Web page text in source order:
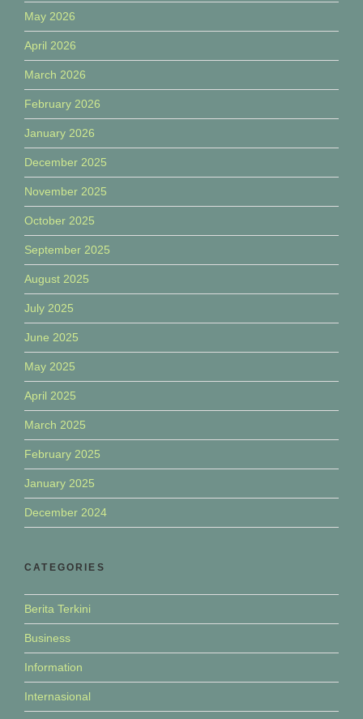
May 2026
April 2026
March 2026
February 2026
January 2026
December 2025
November 2025
October 2025
September 2025
August 2025
July 2025
June 2025
May 2025
April 2025
March 2025
February 2025
January 2025
December 2024
CATEGORIES
Berita Terkini
Business
Information
Internasional